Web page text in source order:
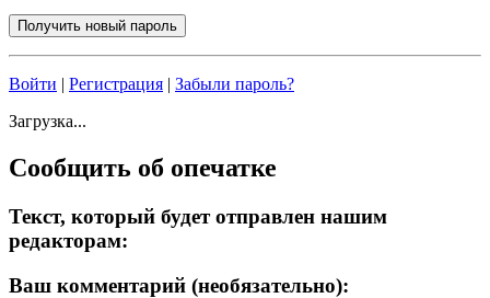
Войти | Регистрация | Забыли пароль?
Загрузка...
Сообщить об опечатке
Текст, который будет отправлен нашим
редакторам:
Ваш комментарий (необязательно):